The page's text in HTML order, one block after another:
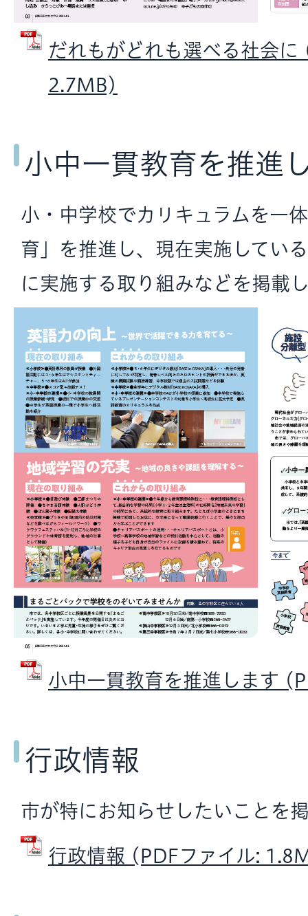
だれもがどれも選べる社会に
2.7MB)
小中一貫教育を推進
小・中学校でカリキュラムを一
育」を推進し、現在実施してい
に実施する取り組みなどを掲載
小中一貫教育を推進します
行政情報
市が特にお知らせしたいことを
行政情報 (PDFファイル: